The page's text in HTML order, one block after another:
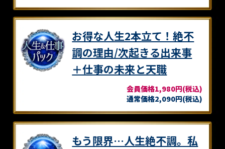
お得な人生2本立て！絶不
調の理由/次起きる出来事
＋仕事の未来と天職
会員価格1,980円(税込)
通常価格2,090円(税込)
もう限界…人生絶不調。私